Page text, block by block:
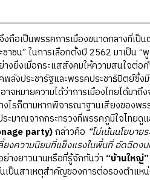
เป็นพรรคการเมืองขนาดกลางที่เ
ชน” ในการเลือกตั้งปี 2562 มาเป็น
างยิ่งเมื่อกระแสสังคมให้ความสนใจ
งประชารัฐและพรรคประชาธิปัตย์ซึ่ง
หมายความได้ว่าการเมืองไทยได้มา
งไรก็ตามหากพิจารณาฐานเสียงของ
มาณจากกระทรวงที่พรรคภูมิใจไทยดู
party)กล่าวคือ “ไม่เน้นนโยบา
งความนิยมที่แข็งแรงในพื้นที่ อัดฉีดง
างยาวนานหรือที่รู้จักกันว่า “บ้านใหญ่”
เป็นสาเหตุสำคัญของการต่อรองตำแห